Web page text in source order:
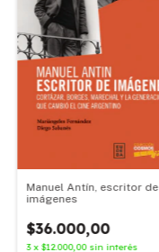
Manuel Antín, escritor de
imágenes
$36.000,00
3 x $12.000,00 sin interés